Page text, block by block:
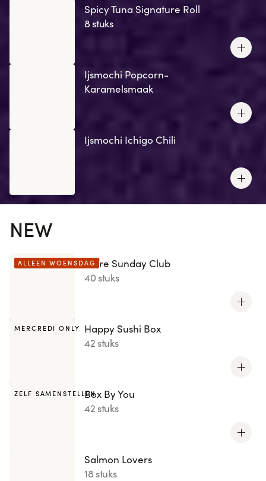
Spicy Tuna Signature Roll
8 stuks
Ijsmochi Popcorn-
Karamelsmaak
Ijsmochi Ichigo Chili
NEW
ALLEEN WOENSDAGOffre Sunday Club
40 stuks
MERCREDI ONLY
Happy Sushi Box
42 stuks
ZELF SAMENSTELLENBox By You
42 stuks
Salmon Lovers
18 stuks